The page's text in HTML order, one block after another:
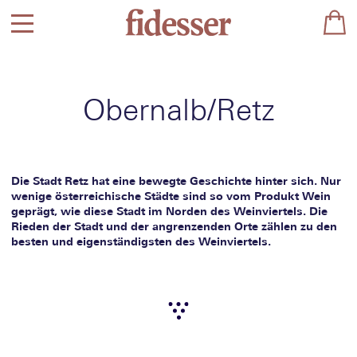
Obernalb/Retz
Die Stadt Retz hat eine bewegte Geschichte hinter sich. Nur
wenige österreichische Städte sind so vom Produkt Wein
geprägt, wie diese Stadt im Norden des Weinviertels. Die
Rieden der Stadt und der angrenzenden Orte zählen zu den
besten und eigenständigsten des Weinviertels.